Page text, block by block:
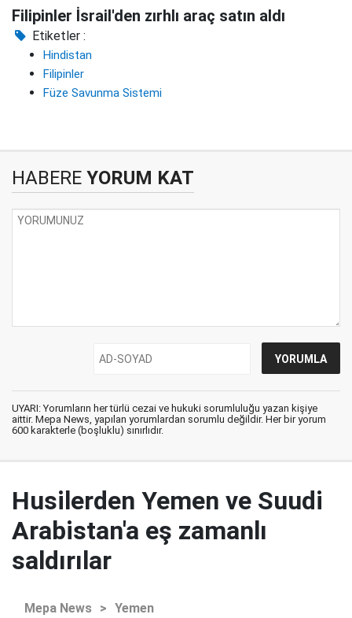
Filipinler İsrail'den zırhlı araç satın aldı
Etiketler :
Hindistan
Filipinler
Füze Savunma Sistemi
HABERE YORUM KAT
UYARI: Yorumların her türlü cezai ve hukuki sorumluluğu yazan kişiye
aittir. Mepa News, yapılan yorumlardan sorumlu değildir. Her bir yorum
600 karakterle (boşluklu) sınırlıdır.
Husilerden Yemen ve Suudi
Arabistan'a eş zamanlı
saldırılar
Mepa News > Yemen